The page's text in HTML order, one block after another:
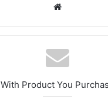
b
s
i
e
With Product You